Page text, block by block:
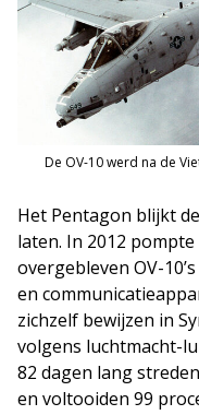
De OV-10 werd na de
Het Pentagon blijkt
laten. In 2012
overgebleven OV-
en
zichzelf bewijzen in
volgens luchtmacht-
82 dagen lang
en voltooiden 99